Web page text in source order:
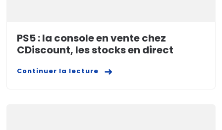
PS5 : la console en vente chez
CDiscount, les stocks en direct
Continuer la lecture